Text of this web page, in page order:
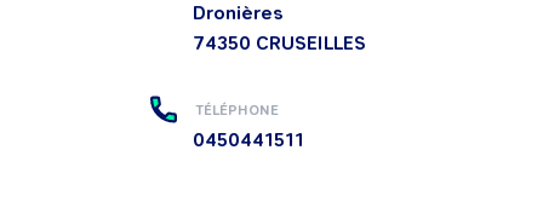
Dronières
74350 CRUSEILLES
TÉLÉPHONE
0450441511